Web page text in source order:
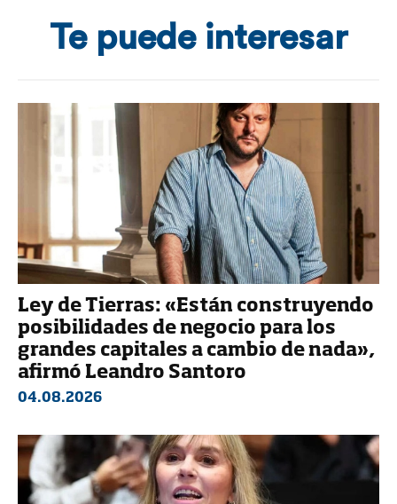
Te puede interesar
Ley de Tierras: «Están construyendo
posibilidades de negocio para los
grandes capitales a cambio de nada»,
afirmó Leandro Santoro
04.08.2026